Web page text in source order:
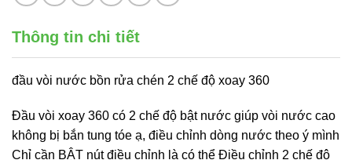
Thông tin chi tiết
đầu vòi nước bồn rửa chén 2 chế độ xoay 360
Đầu vòi xoay 360 có 2 chế độ bật nước giúp vòi nước cao
không bị bắn tung tóe ạ, điều chỉnh dòng nước theo ý mình
Chỉ cần BẬT nút điều chỉnh là có thể Điều chỉnh 2 chế độ